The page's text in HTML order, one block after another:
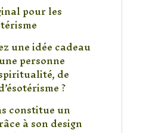
pour les
une idée cadeau
personne
de
?
constitue un
à son design